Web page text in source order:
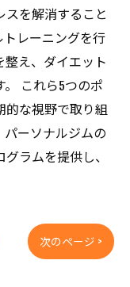
を解消すること
レーニングを行
え、ダイエット
これら5つのポ
的な視野で取り組
ーソナルジムの
ラムを提供し、
次のページ >